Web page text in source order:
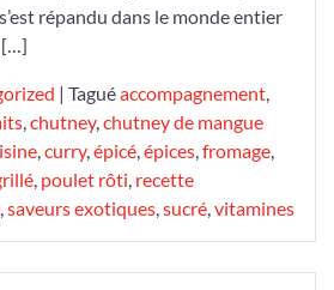
répandu dans le monde entier
[…]
| Taguéaccompagnement
chutney, chutney de mangue
curry, épicé épices fromage
poulet rôti recette
saveurs exotiques sucré vitamines